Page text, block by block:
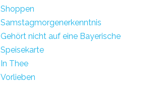
Shoppen
Samstagmorgenerkenntnis
Gehört nicht auf eine Bayerische
Speisekarte
In Thee
Vorlieben